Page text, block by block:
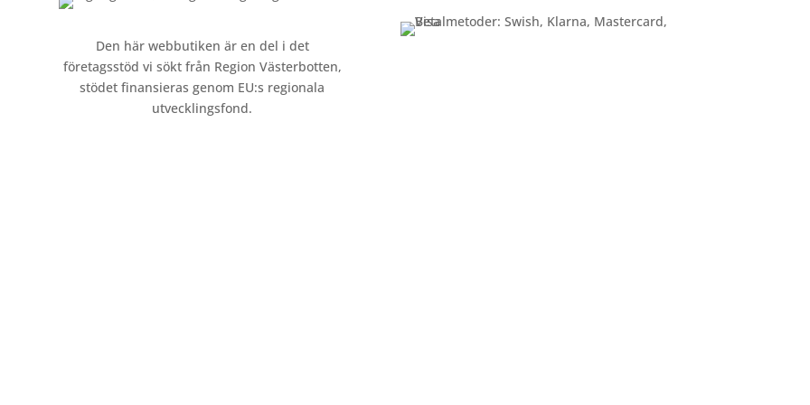
Den här webbutiken är en del i det
företagsstöd vi sökt från Region Västerbotten,
stödet finansieras genom EU:s regionala
utvecklingsfond.